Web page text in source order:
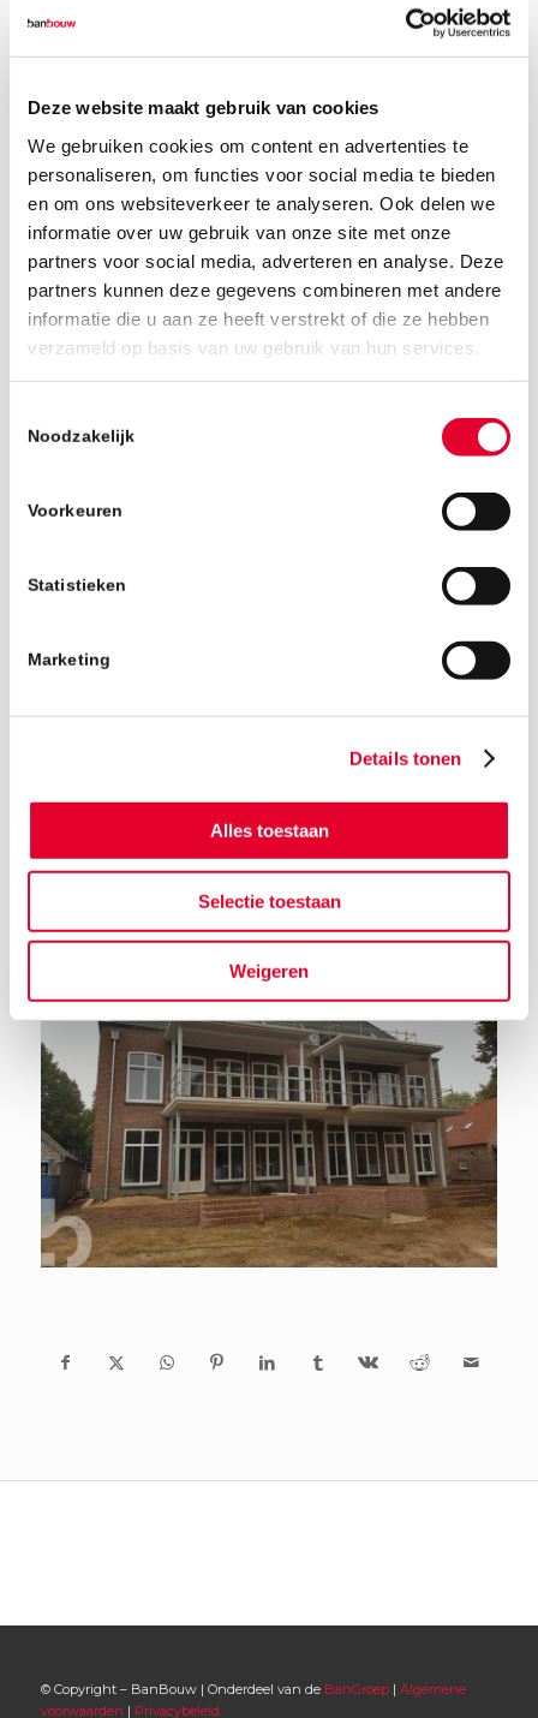
Deze website maakt gebruik van cookies
We gebruiken cookies om content en advertenties te
personaliseren, om functies voor social media te bieden
en om ons websiteverkeer te analyseren. Ook delen we
informatie over uw gebruik van onze site met onze
partners voor social media, adverteren en analyse. Deze
partners kunnen deze gegevens combineren met andere
informatie die u aan ze heeft verstrekt of die ze hebben
verzameld op basis van uw gebruik van hun services.
Noodzakelijk
Voorkeuren
Statistieken
Marketing
Details tonen
Alles toestaan
Selectie toestaan
Weigeren
14 september 2018
Terug naar het nieuwsoverzicht
© Copyright – BanBouw | Onderdeel van de BanGroep| Algemene
voorwaarden | Privacybeleid